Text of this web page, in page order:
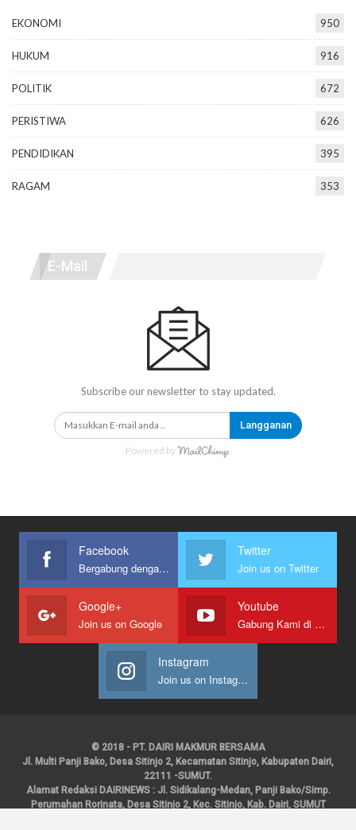
EKONOMI 950
HUKUM 916
POLITIK 672
PERISTIWA 626
PENDIDIKAN 395
RAGAM 353
E-Mail
Subscribe our newsletter to stay updated.
Langganan
Powered by
Facebook
Bergabung dengan kami
Twitter
Join us on Twitter
Google+
Join us on Google
Youtube
Gabung Kami di Youtube
Instagram
Join us on Instagram
© 2018 - PT. DAIRI MAKMUR BERSAMA
Jl. Multi Panji Bako, Desa Sitinjo 2, Kecamatan Sitinjo, Kabupaten Dairi,
22111 -SUMUT.
Alamat Redaksi DAIRINEWS : Jl. Sidikalang-Medan, Panji Bako/Simp.
Perumahan Rorinata, Desa Sitinjo 2, Kec. Sitinjo, Kab. Dairi, SUMUT